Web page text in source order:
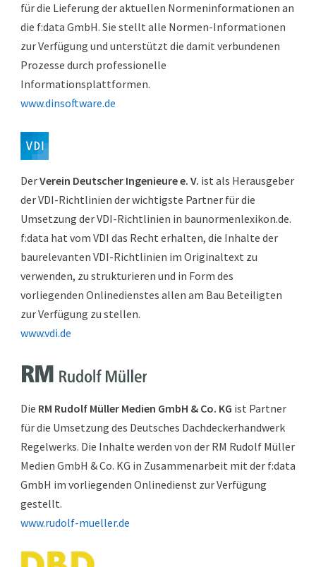
für die Lieferung der aktuellen Normeninformationen an
die f:data GmbH. Sie stellt alle Normen-Informationen
zur Verfügung und unterstützt die damit verbundenen
Prozesse durch professionelle
Informationsplattformen.
www.dinsoftware.de
DerVerein Deutscher Ingenieure e. V. ist als Herausgeber
der VDI-Richtlinien der wichtigste Partner für die
Umsetzung der VDI-Richtlinien in baunormenlexikon.de.
f:data hat vom VDI das Recht erhalten, die Inhalte der
bau­relevanten VDI-Richtlinien im Originaltext zu
verwenden, zu strukturieren und in Form des
vorliegenden Onlinedienstes allen am Bau Beteiligten
zur Verfügung zu stellen.
www.vdi.de
Die RM Rudolf Müller Medien GmbH & Co. KG ist Partner
für die Umsetzung des Deutsches Dachdeckerhandwerk
Regelwerks. Die Inhalte werden von der RM Rudolf Müller
Medien GmbH & Co. KG in Zusammenarbeit mit der f:data
GmbH im vorliegenden Onlinedienst zur Verfügung
gestellt.
www.rudolf-mueller.de